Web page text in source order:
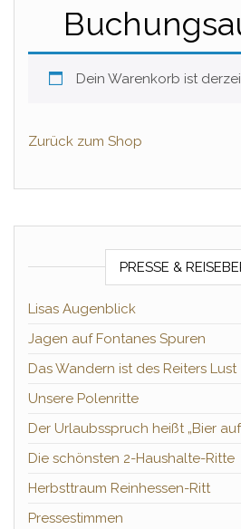
Dein Warenkorb ist
Zurück zum Shop
PRESSE &
Lisas Augenblick
Jagen auf Fontanes Spuren
Das Wandern ist des Reiters Lust
Unsere Polenritte
Der Urlaubsspruch heißt „Bier auf
Die schönsten 2-Haushalte-Ritte
Herbsttraum Reinhessen-Ritt
Pressestimmen